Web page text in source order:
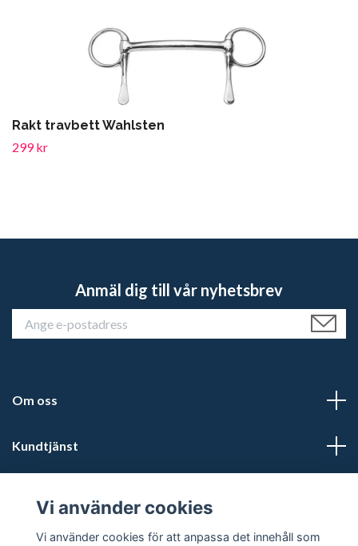
Rakt travbett Wahlsten
299 kr
Anmäl dig till vår nyhetsbrev
Om oss
Kundtjänst
Sociala medier
Vi använder cookies
Vi använder cookies för att anpassa det innehåll som